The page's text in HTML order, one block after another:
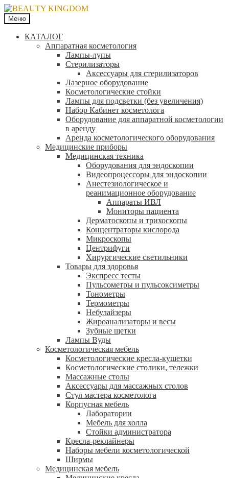
Меню
КАТАЛОГ
Аппаратная косметология
Лампы-лупы
Стерилизаторы
Аксессуары для стерилизаторов
Лазерное оборудование
Косметологические стойки
Лампы для подсветки (без увеличения)
Набор Кабинет косметолога
Оборудование для аппаратной косметологии
в аренду
Аренда косметологического оборудования
Медицинские приборы
Медицинская техника
Оборудования для эндоскопии
Видеопроцессоры для эндоскопии
Анестезиологическое и
реанимационное оборудование
Аппараты ИВЛ
Мониторы пациента
Дерматоскопы и трихоскопы
Концентраторы кислорода
Микроскопы
Центрифуги
Xирургические светильники
Товары для здоровья
Экспресс тесты
Пульсометры и пульсоксиметры
Тонометры
Термометры
Небулайзеры
Жироанализаторы и весы
Зубные щетки
Лампы Вуды
Косметологическая мебель
Косметологические кресла-кушетки
Косметологические столики, тележки
Массажные столы
Аксессуары для массажных столов
Стул мастера косметолога
Корпусная мебель
Лаборатории
Мебель для холла
Стойки администратора
Кресла-реклайнеры
Наборы мебели косметологической
Ширмы
Медицинская мебель